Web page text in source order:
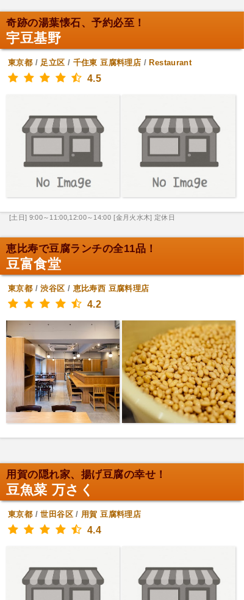
奇跡の湯葉懐石、予約必至！
宇豆基野
東京都 / 足立区 / 千住東 豆腐料理店 / Restaurant
4.5
[土日] 9:00～11:00,12:00～14:00 [金月火水木] 定休日
恵比寿で豆腐ランチの全11品！
豆富食堂
東京都 /渋谷区 / 恵比寿西 豆腐料理店
4.2
用賀の隠れ家、揚げ豆腐の幸せ！
豆魚菜 万さく
東京都 /世田谷区/ 用賀 豆腐料理店
4.4